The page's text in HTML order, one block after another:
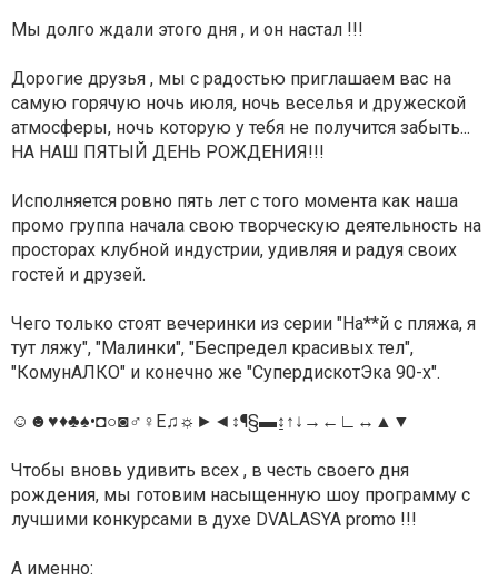
Мы долго ждали этого дня , и он настал !!!
Дорогие друзья , мы с радостью приглашаем вас на
самую горячую ночь июля, ночь веселья и дружеской
атмосферы, ночь которую у тебя не получится забыть...
НА НАШ ПЯТЫЙ ДЕНЬ РОЖДЕНИЯ!!!
Исполняется ровно пять лет с того момента как наша
промо группа начала свою творческую деятельность на
просторах клубной индустрии, удивляя и радуя своих
гостей и друзей.
Чего только стоят вечеринки из серии "На**й с пляжа, я
тут ляжу", "Малинки", "Беспредел красивых тел",
"КомунАЛКО" и конечно же "СупердискотЭка 90-х".
☺☻♥♦♣♠•◘○◙♂♀Е♫☼►◄↕¶§▬↨↑↓→←∟↔▲▼
Чтобы вновь удивить всех , в честь своего дня
рождения, мы готовим насыщенную шоу программу с
лучшими конкурсами в духе DVALASYA promo !!!
А именно: